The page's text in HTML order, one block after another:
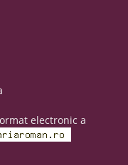
electronic a